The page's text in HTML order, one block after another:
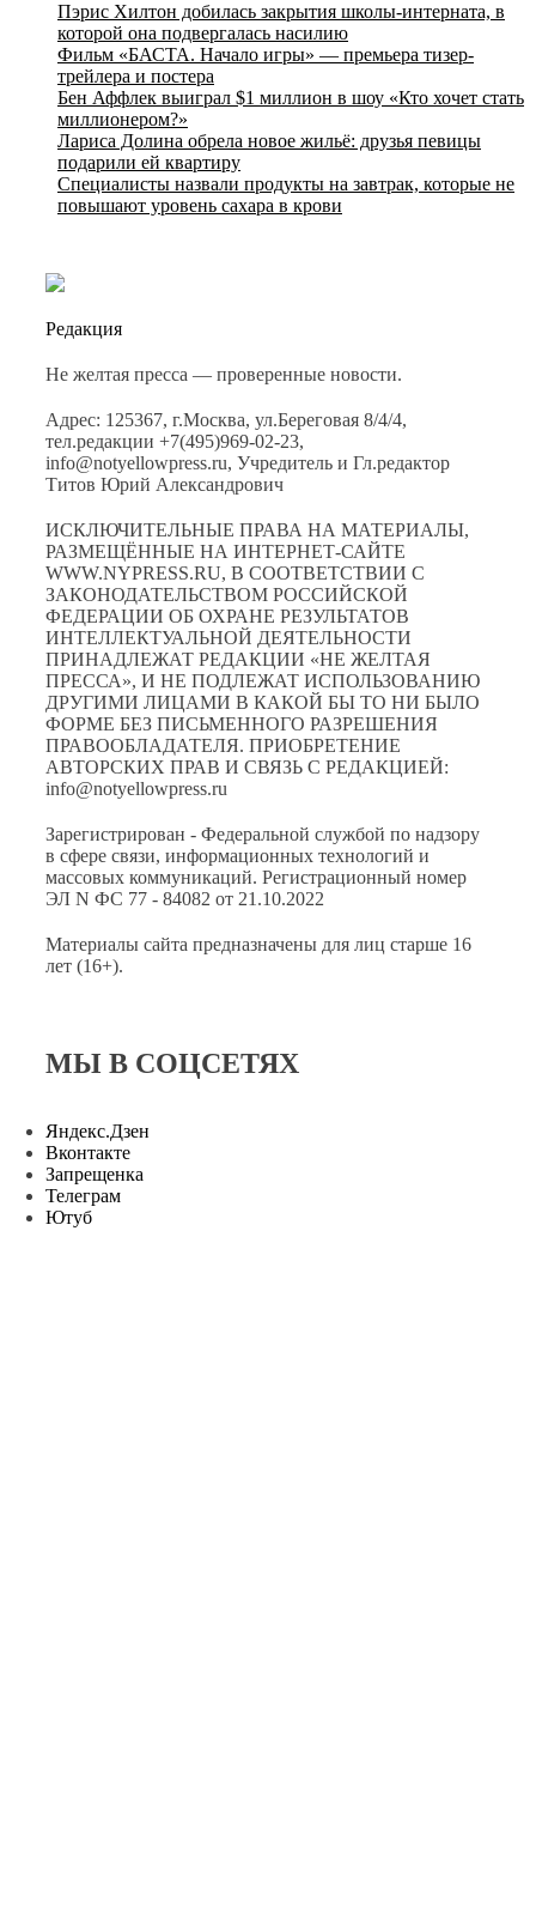
Пэрис Хилтон добилась закрытия школы-интерната, в
которой она подвергалась насилию
Фильм «БАСТА. Начало игры» — премьера тизер-
трейлера и постера
Бен Аффлек выиграл $1 миллион в шоу «Кто хочет стать
миллионером?»
Лариса Долина обрела новое жильё: друзья певицы
подарили ей квартиру
Специалисты назвали продукты на завтрак, которые не
повышают уровень сахара в крови
Редакция
Не желтая пресса — проверенные новости.
Адрес: 125367, г.Москва, ул.Береговая 8/4/4,
тел.редакции +7(495)969-02-23,
info@notyellowpress.ru, Учредитель и Гл.редактор
Титов Юрий Александрович
ИСКЛЮЧИТЕЛЬНЫЕ ПРАВА НА МАТЕРИАЛЫ,
РАЗМЕЩЁННЫЕ НА ИНТЕРНЕТ-САЙТЕ
WWW.NYPRESS.RU, В СООТВЕТСТВИИ С
ЗАКОНОДАТЕЛЬСТВОМ РОССИЙСКОЙ
ФЕДЕРАЦИИ ОБ ОХРАНЕ РЕЗУЛЬТАТОВ
ИНТЕЛЛЕКТУАЛЬНОЙ ДЕЯТЕЛЬНОСТИ
ПРИНАДЛЕЖАТ РЕДАКЦИИ «НЕ ЖЕЛТАЯ
ПРЕССА», И НЕ ПОДЛЕЖАТ ИСПОЛЬЗОВАНИЮ
ДРУГИМИ ЛИЦАМИ В КАКОЙ БЫ ТО НИ БЫЛО
ФОРМЕ БЕЗ ПИСЬМЕННОГО РАЗРЕШЕНИЯ
ПРАВООБЛАДАТЕЛЯ. ПРИОБРЕТЕНИЕ
АВТОРСКИХ ПРАВ И СВЯЗЬ С РЕДАКЦИЕЙ:
info@notyellowpress.ru
Зарегистрирован - Федеральной службой по надзору
в сфере связи, информационных технологий и
массовых коммуникаций. Регистрационный номер
ЭЛ N ФС 77 - 84082 от 21.10.2022
Материалы сайта предназначены для лиц старше 16
лет (16+).
МЫ В СОЦСЕТЯХ
Яндекс.Дзен
Вконтакте
Запрещенка
Телеграм
Ютуб